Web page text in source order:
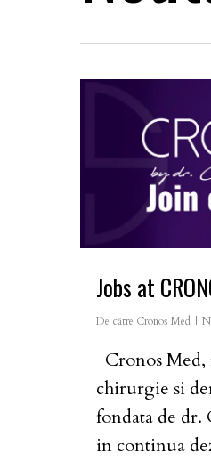
Jobs at
De către Cronos Med
Cronos
chirurgie si
fondata de dr.
in continua